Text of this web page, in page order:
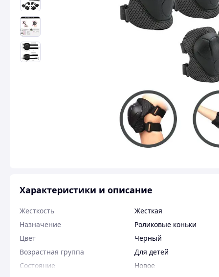
Характеристики и описание
Жесткость
Жесткая
Назначение
Роликовые коньки
Цвет
Черный
Возрастная группа
Для детей
Состояние
Новое